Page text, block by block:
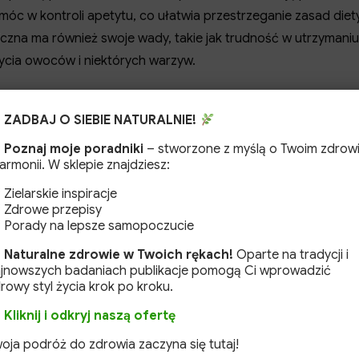
w kontroli apetytu, co ułatwia przestrzeganie zasad
ma również swoje wady, takie jak trudność w utrzymaniu
owoców i niektórych warzyw.
konsumpcję produktów bogatych w tłuszcze,
ilości białka, pochodzącego z mięsa, ryb, jaj czy
zarówno prostych, jak i złożonych. W diecie
się spożywanie około 70-80% kalorii z tłuszczów, 20-
tych zasad pozwala osiągnąć stan ketozy i czerpać
do planowania posiłków oraz monitorowania stanu
newslettera!
Zapisz się!
ZADBAJ O SIEBIE NATURALNIE!
Poznaj moje poradniki – stworzone z myślą o Twoim
W sklepie znajdziesz:
Zielarskie inspiracje
Zdrowe przepisy
Porady na lepsze samopoczucie
Naturalne zdrowie w Twoich rękach! Oparte na tradycji i
badaniach publikacje pomogą Ci wprowadzić
styl życia krok po kroku.
Kliknij i odkryj naszą ofertę
podróż do zdrowia zaczyna się tutaj!